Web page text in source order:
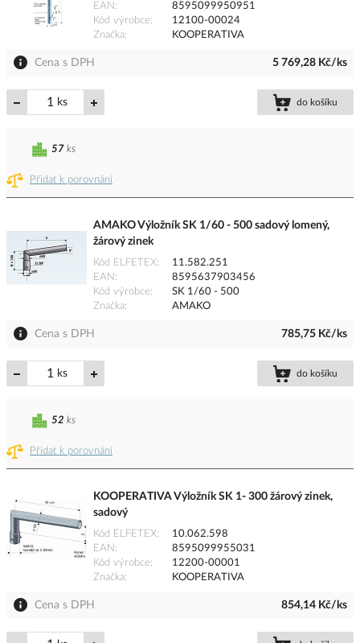
EAN
8595099950951
Kód výrobce
12100-00024
Značka
KOOPERATIVA
Cena s DPH 5 769,28 Kč/ks
ks do košíku
Přidat k porovnání
57 ks
AMAKO Výložník SK 1/60 - 500 sadový lomený,
žárový zinek
Kód ELFETEX
11.582.251
EAN
8595637903456
Kód výrobce
SK 1/60 - 500
Značka
AMAKO
Cena s DPH 785,75 Kč/ks
ks do košíku
Přidat k porovnání
52 ks
KOOPERATIVA Výložník SK 1- 300 žárový zinek,
sadový
Kód ELFETEX
10.062.598
EAN
8595099955031
Kód výrobce
12200-00001
Značka
KOOPERATIVA
Cena s DPH 854,14 Kč/ks